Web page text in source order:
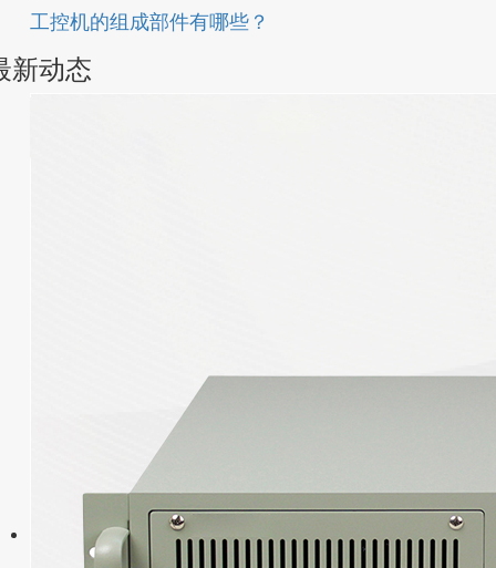
工控机的组成部件有哪些？
新动态